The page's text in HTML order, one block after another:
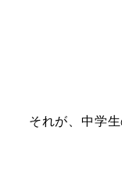
それが、中学生